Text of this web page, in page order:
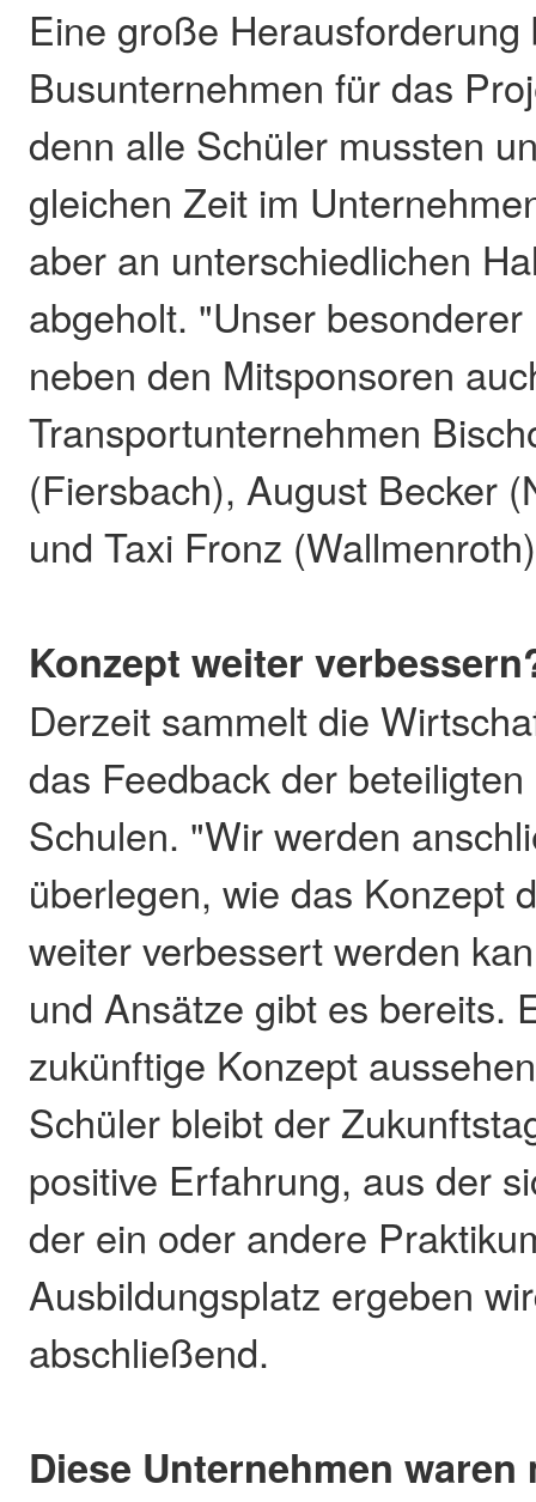
Eine große
Busunternehmen für das
denn alle Schüler mussten
gleichen Zeit im
aber an unterschiedlichen
abgeholt. "Unser
neben den Mitsponsoren
Transportunternehmen
(Fiersbach), August Becker
und Taxi Fronz
Konzept weiter
Derzeit sammelt die
das Feedback der
Schulen. "Wir werden
überlegen, wie das Konzept
weiter verbessert werden
und Ansätze gibt es bereits.
zukünftige Konzept
Schüler bleibt der
positive Erfahrung, aus der
der ein oder andere
Ausbildungsplatz ergeben
abschließend.
Diese Unternehmen